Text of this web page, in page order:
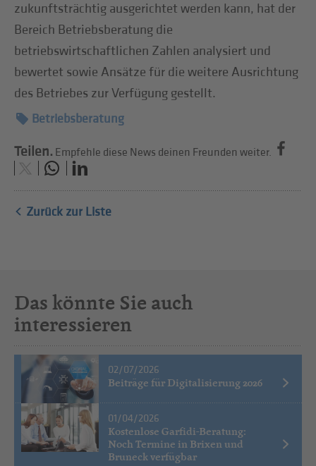
zukunftsträchtig ausgerichtet werden kann, hat der
Bereich Betriebsberatung die
betriebswirtschaftlichen Zahlen analysiert und
bewertet sowie Ansätze für die weitere Ausrichtung
des Betriebes zur Verfügung gestellt.
Betriebsberatung
Teilen. Empfehle diese News deinen Freunden weiter.
Zurück zur Liste
Das könnte Sie auch
interessieren
02/07/2026
Beiträge für Digitalisierung 2026
01/04/2026
Kostenlose Garfidi-Beratung:
Noch Termine in Brixen und
Bruneck verfügbar